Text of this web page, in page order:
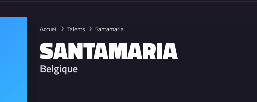
Accueil Talents Santamaria
SANTAMARIA
Belgique